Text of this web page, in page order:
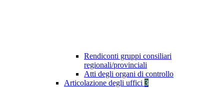
Rendiconti gruppi consiliari
regionali/provinciali
Atti degli organi di controllo
Articolazione degli uffici 3